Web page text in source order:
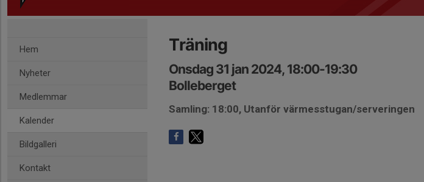
Hem
Nyheter
Medlemmar
Kalender
Bildgalleri
Kontakt
Träning
Onsdag 31 jan 2024, 18:00-19:30
Bolleberget
Samling: 18:00, Utanför värmesstugan/serveringen